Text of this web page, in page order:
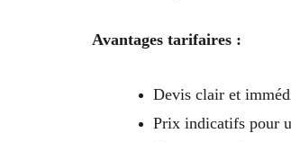
Avantages tarifaires :
Devis clair et
Prix indicatifs pour